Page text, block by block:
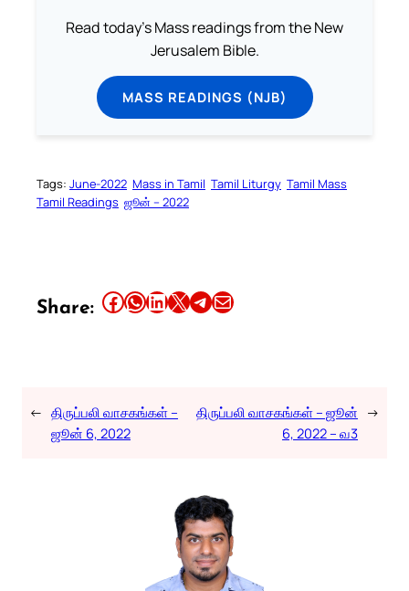
Read today's Mass readings from the New
Jerusalem Bible.
MASS READINGS (NJB)
Tags: June-2022 Mass in Tamil Tamil Liturgy Tamil Mass
Tamil Readings ஜூன் – 2022
Share: Share this article on Facebook Share this article on WhatsApp Share this article on LinkedIn Share this article on X Share this article on TelegramEmail this Article
← திருப்பலி வாசகங்கள் –
ஜூன் 6, 2022
திருப்பலி வாசகங்கள் – ஜூன்
6, 2022 – வ3
→